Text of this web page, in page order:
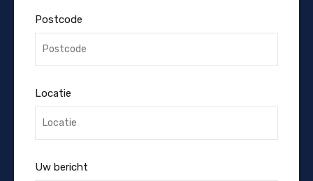
Postcode
Locatie
Uw bericht